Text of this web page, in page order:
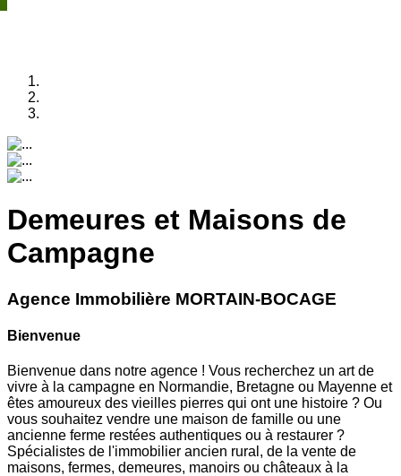
Demeures et Maisons de
Campagne
Agence Immobilière MORTAIN-BOCAGE
Bienvenue
Bienvenue dans notre agence ! Vous recherchez un art de
vivre à la campagne en Normandie, Bretagne ou Mayenne et
êtes amoureux des vieilles pierres qui ont une histoire ? Ou
vous souhaitez vendre une maison de famille ou une
ancienne ferme restées authentiques ou à restaurer ?
Spécialistes de l'immobilier ancien rural, de la vente de
maisons, fermes, demeures, manoirs ou châteaux à la